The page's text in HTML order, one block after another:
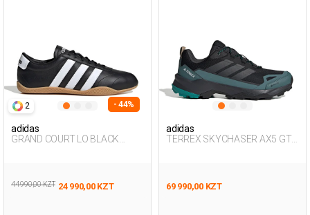
2 - 44%
adidas
GRAND COURT LO BLACK
44 990,00 KZT 24 990,00 KZT
adidas
TERREX SKYCHASER AX5 GTX
69 990,00 KZT